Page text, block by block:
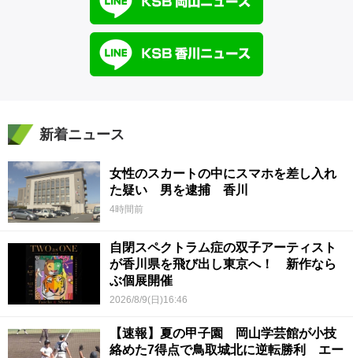
新着ニュース
女性のスカートの中にスマホを差し入れ
た疑い 男を逮捕 香川
4時間前
自閉スペクトラム症の双子アーティスト
が香川県を飛び出し東京へ！ 新作なら
ぶ個展開催
2026/8/9(日)16:46
【速報】夏の甲子園 岡山学芸館が小技
絡めた7得点で鳥取城北に逆転勝利 エー